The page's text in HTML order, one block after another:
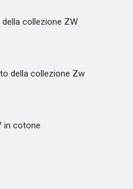
collezione ZW
della collezione Zw
cotone